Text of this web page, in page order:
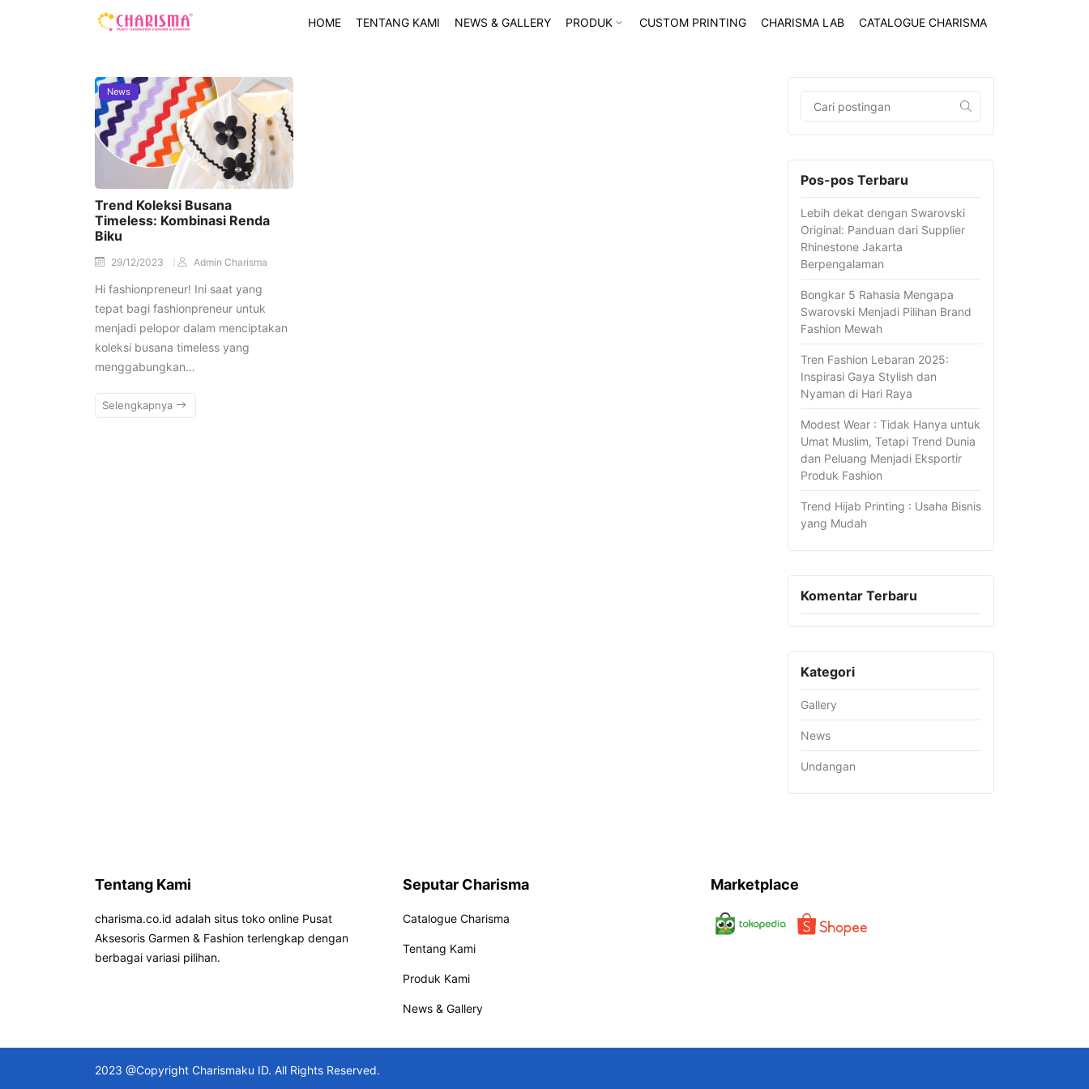
HOME TENTANG KAMI NEWS & GALLERY PRODUK CUSTOM PRINTING CHARISMA LAB CATALOGUE CHARISMA
News
Trend Koleksi Busana
Timeless: Kombinasi Renda
Biku
29/12/2023 Admin Charisma
Hi fashionpreneur! Ini saat yang
tepat bagi fashionpreneur untuk
menjadi pelopor dalam menciptakan
koleksi busana timeless yang
menggabungkan…
Selengkapnya
Pos-pos Terbaru
Lebih dekat dengan Swarovski
Original: Panduan dari Supplier
Rhinestone Jakarta
Berpengalaman
Bongkar 5 Rahasia Mengapa
Swarovski Menjadi Pilihan Brand
Fashion Mewah
Tren Fashion Lebaran 2025:
Inspirasi Gaya Stylish dan
Nyaman di Hari Raya
Modest Wear : Tidak Hanya untuk
Umat Muslim, Tetapi Trend Dunia
dan Peluang Menjadi Eksportir
Produk Fashion
Trend Hijab Printing : Usaha Bisnis
yang Mudah
Komentar Terbaru
Kategori
Gallery
News
Undangan
Tentang Kami
charisma.co.id adalah situs toko online Pusat
Aksesoris Garmen & Fashion terlengkap dengan
berbagai variasi pilihan.
Seputar Charisma
Catalogue Charisma
Tentang Kami
Produk Kami
News & Gallery
Marketplace
2023 @Copyright Charismaku ID. All Rights Reserved.